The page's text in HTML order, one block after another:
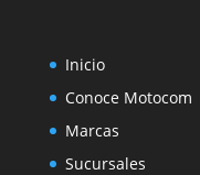
Inicio
Conoce Motocom
Marcas
Sucursales